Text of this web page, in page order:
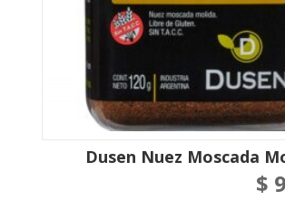
Dusen Nuez Moscada
$